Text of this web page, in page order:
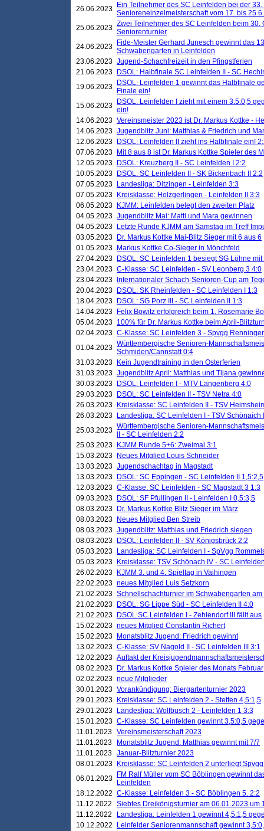
26.06.2023
Ein Teilnehmer des SC Leinfelden bei der
Senioreneinzelmeisterschaft vom 17. bis
25.06.2023 Zwei Teilnehmer des SC Leinfelden beim
Seniorenturnier
24.06.2023
Fide-Meister Gerhard Junesch gewinnt das
Schwabengarten in Leinfelden
23.06.2023 Jugend-Schachfreizeit in den Pfingstferien
21.06.2023
DSOL: Halbfinale SC Leinfelden II - SC
19.06.2023
DSOL: Leinfelden 1 gewinnt das Halbfinale
Finale ein!
15.06.2023
DSOL: Leinfelden I zieht mit einem 3.5:0,5
ein!
14.06.2023 Vereinsmeister 2023 ist Dr. Markus Kottke -
14.06.2023 Jugendblitz Juni: Matthias & Friedrich und
12.06.2023
DSOL: Leinfelden II zieht ins Halbfinale ein!
07.06.2023
Mit 8 aus 8 ist Dr. Markus Kottke Spieler des
12.05.2023
DSOL: Kreuzberg II - SC Leinfelden I 2:2
10.05.2023
DSOL: SC Leinfelden II - SK Bickenbach II 2:2
07.05.2023
Landesliga: Ditzingen - Leinfelden 3:3
07.05.2023
Kreisklasse: Holzgerlingen - Leinfelden II 3:3
06.05.2023
KJMM: Leinfelden belegt den zweiten Platz
04.05.2023 Jugendblitz Mai: Matti und Mara gewinnen
04.05.2023
Letzte Runde KJMM am Samstag im Treff
03.05.2023
Dr. Markus Kottke Mai-Blitz Sieger mit 6 aus 6
01.05.2023
Markus Kottke Co-Sieger in Mönchfeld
27.04.2023
DSOL: SC Leinfelden 1 besiegt SG Löhne mit
23.04.2023 C-Klasse: SC Leinfelden - SV Leonberg 3 4:0
23.04.2023
Internationaler Schach-Senioren-Cup am
20.04.2023
DSOL: SK Rheinfelden - SC Leinfelden I 1:3
18.04.2023
DSOL: SG Porz III - SC Leinfelden II 1:3
14.04.2023
Felix Bowitz erfolgreich beim 1. Rosemarie
05.04.2023 100% für Dr. Markus Kottke beim April-
02.04.2023 C-Klasse: SC Leinfelden 3 - Spvgg
01.04.2023 Württembergische Senioren-
Schmiden/Cannstatt 0:4
31.03.2023
Kein Jugendtraining in den Osterferien
31.03.2023 Jugendblitz April: Matthias und Tijana
30.03.2023
DSOL: Leinfelden I - MTV Langenberg 4:0
29.03.2023
DSOL: SC Leinfelden II - TSV Netra 4:0
26.03.2023
Kreisklasse: SC Leinfelden II - TSV
26.03.2023
Landesliga: SC Leinfelden I - TSV Schönaich
25.03.2023 Württembergische Senioren-
II - SC Leinfelden 2:2
25.03.2023
KJMM Runde 5+6: Zweimal 3:1
15.03.2023
Neues Mitglied Louis Schneider
13.03.2023 Jugendschachtag in Magstadt
13.03.2023
DSOL: SC Eppingen - SC Leinfelden II 1,5:2,5
12.03.2023 C-Klasse: SC Leinfelden - SC Magstadt 3 1:3
09.03.2023
DSOL: SF Pfullingen II - Leinfelden I 0,5:3,5
08.03.2023
Dr. Markus Kottke Blitz Sieger im März
08.03.2023
Neues Mitglied Ben Streib
08.03.2023 Jugendblitz: Matthias und Friedrich siegen
08.03.2023
DSOL: Leinfelden II - SV Königsbrück 2:2
05.03.2023
Landesliga: SC Leinfelden I - SpVgg
05.03.2023
Kreisklasse: TSV Schönach IV - SC
26.02.2023
KJMM 3. und 4. Spieltag in Vaihingen
22.02.2023 neues Mitglied Luis Setzkorn
21.02.2023 Schnellschachturnier im Schwabengarten
21.02.2023
DSOL: SG Lippe Süd - SC Leinfelden II 4:0
21.02.2023
DSOL SC Leinfelden I - Zehlendorf III fällt aus
15.02.2023 neues Mitglied Constantin Richert
15.02.2023
Monatsblitz Jugend: Friedrich gewinnt
13.02.2023 C-Klasse: SV Nagold II - SC Leinfelden III 3:1
12.02.2023 Auftakt der
08.02.2023
Dr. Markus Kottke Spieler des Monats Februar
02.02.2023 neue Mitglieder
30.01.2023 Vorankündigung: Biergartenturnier 2023
29.01.2023
Kreisklasse: SC Leinfelden 2 - Stetten 4,5:1,5
29.01.2023
Landesliga: Wolfbusch 2 - Leinfelden 1 3:3
15.01.2023 C-Klasse: SC Leinfelden gewinnt 3,5:0,5
11.01.2023 Vereinsmeisterschaft 2023
11.01.2023
Monatsblitz Jugend: Matthias gewinnt mit 7/7
11.01.2023 Januar-Blitzturnier 2023
08.01.2023
Kreisklasse: SC Leinfelden 2 unterliegt
06.01.2023
FM Ralf Müller vom SC Böblingen gewinnt
Leinfelden
18.12.2022 C-Klasse: Leinfelden 3 - SC Böblingen 5. 2:2
11.12.2022
Siebtes Dreikönigsturnier am 06.01.2023 um
11.12.2022
Landesliga: Leinfelden 1 gewinnt 4,5:1,5
10.12.2022
Leinfelder Seniorenmannschaft gewinnt